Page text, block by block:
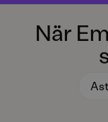
När